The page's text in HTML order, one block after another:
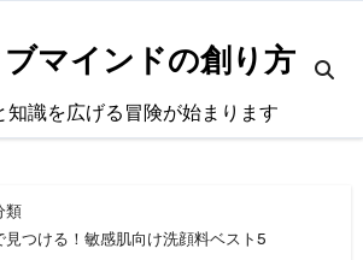
マインドの創り方
知識を広げる冒険が始まります
類
見つける！敏感肌向け洗顔料ベスト5